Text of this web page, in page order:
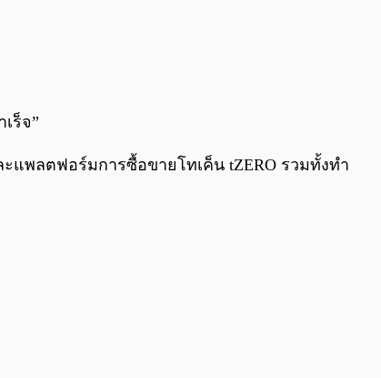
ร็จ”
แพลตฟอร์มการซื้อขายโทเค็น tZERO รวมทั้งทำ